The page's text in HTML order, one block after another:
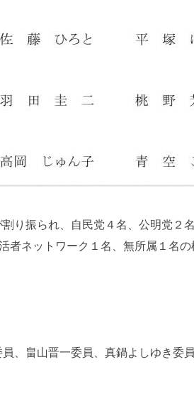
り振られ、自民党４名、公明党２
者ネットワーク１名、無所属１名
、畠山晋一委員、真鍋よしゆき委員